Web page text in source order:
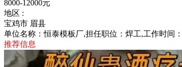
8000-12000元
地区 :
宝鸡市 眉县
单位名称：恒泰模板厂,担任职位：焊工,工作时间
推荐信息